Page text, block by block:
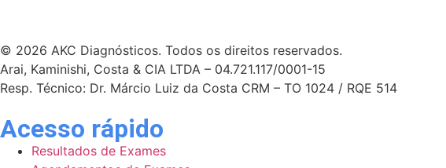
© 2026 AKC Diagnósticos. Todos os direitos reservados.
Arai, Kaminishi, Costa & CIA LTDA – 04.721.117/0001-15
Resp. Técnico: Dr. Márcio Luiz da Costa CRM – TO 1024 / RQE 514
Acesso rápido
Resultados de Exames